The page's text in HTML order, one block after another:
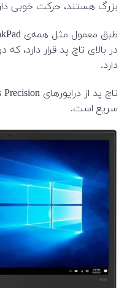
بزرگ هستند، حرکت خوبی
در بالای تاچ پد قرار دارد،
دارد.
سریع است.